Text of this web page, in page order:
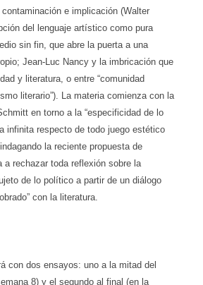
e implicación (Walter
del lenguaje artístico como pura
sin fin, que abre la puerta a una
Jean-Luc Nancy y la imbricación que
y literatura, o entre “comunidad
literario”). La materia comienza con la
en torno a la “especificidad de lo
infinita respecto de todo juego estético
la reciente propuesta de
a rechazar toda reflexión sobre la
de lo político a partir de un diálogo
con la literatura.
con dos ensayos: uno a la mitad del
8) y el segundo al final (en la